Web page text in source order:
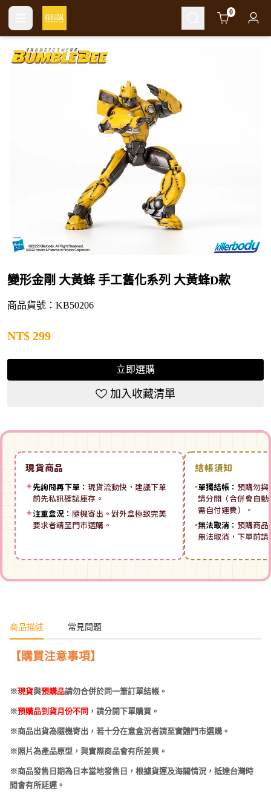
Cart 0
變形金剛 大黃蜂 手工舊化系列 大黃蜂D款
商品貨號：KB50206
NT$ 299
立即選購
加入收藏清單
現貨商品
✦先詢問再下單： 現貨流動快，建議下單
前先私訊確認庫存。
✦注重盒況： 隨機寄出。對外盒極致完美
要求者請至門市選購。
結帳須知
▪單獨結帳： 預購勿與
請分開（合併會自
需自付運費）。
▪無法取消： 預購商品
無法取消，下單前
商品描述 常見問題
【購買注意事項】
※現貨與預購品請勿合併於同一筆訂單結帳。
※預購品到貨月份不同 ，請分開下單購買。
※商品出貨為隨機寄出，若十分在意盒況者請至實體門市選購。
※照片為產品原型，與實際商品會有所差異。
※商品發售日期為日本當地發售日，根據貨運及海關情況，抵達台灣時
間會有所延遲。